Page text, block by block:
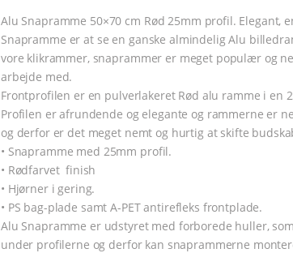
Alu Snapramme 50×70 cm Rød 25mm profil. Elegant,
Snapramme er at se en ganske almindelig Alu
vore klikrammer, snaprammer er meget populær og
arbejde med.
Frontprofilen er en pulverlakeret Rød alu ramme i en
Profilen er afrundende og elegante og rammerne er
og derfor er det meget nemt og hurtig at skifte
• Snapramme med 25mm profil.
• Rødfarvet finish
• Hjørner i gering.
• PS bag-plade samt A-PET antirefleks frontplade.
Alu Snapramme er udstyret med forborede huller,
under profilerne og derfor kan snaprammerne